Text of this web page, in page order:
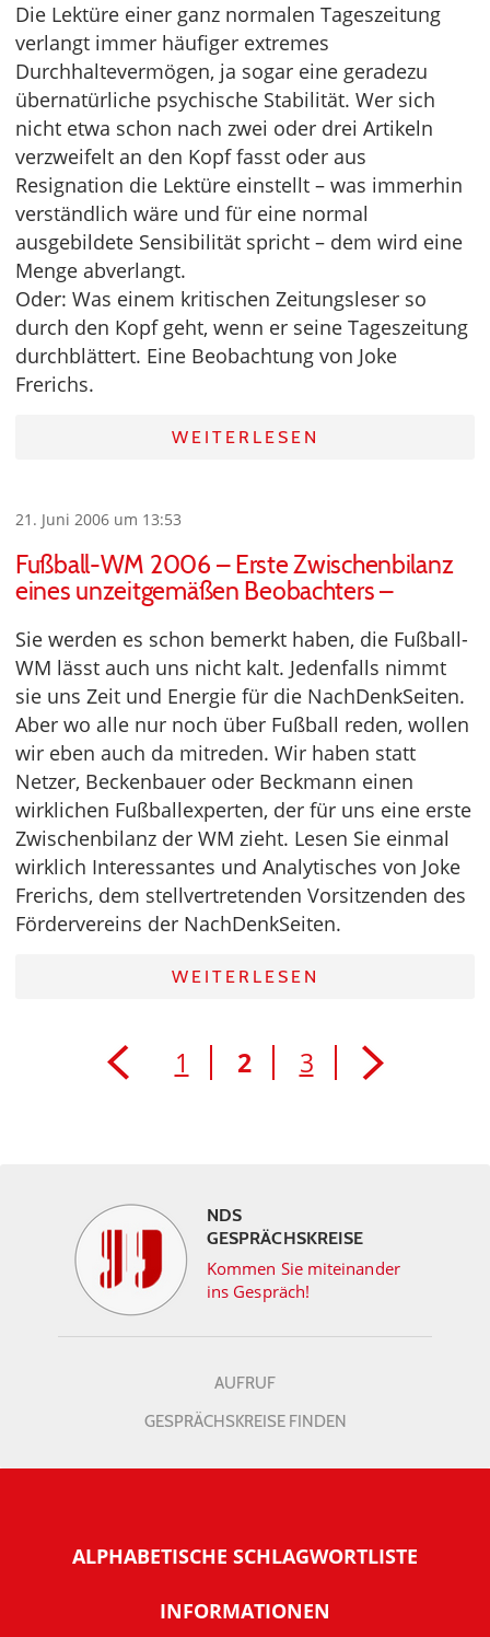
Die Lektüre einer ganz normalen Tageszeitung
verlangt immer häufiger extremes
Durchhaltevermögen, ja sogar eine geradezu
übernatürliche psychische Stabilität. Wer sich
nicht etwa schon nach zwei oder drei Artikeln
verzweifelt an den Kopf fasst oder aus
Resignation die Lektüre einstellt – was immerhin
verständlich wäre und für eine normal
ausgebildete Sensibilität spricht – dem wird eine
Menge abverlangt.
Oder: Was einem kritischen Zeitungsleser so
durch den Kopf geht, wenn er seine Tageszeitung
durchblättert. Eine Beobachtung von Joke
Frerichs.
WEITERLESEN
21. Juni 2006 um 13:53
Fußball-WM 2006 – Erste Zwischenbilanz
eines unzeitgemäßen Beobachters –
Sie werden es schon bemerkt haben, die Fußball-
WM lässt auch uns nicht kalt. Jedenfalls nimmt
sie uns Zeit und Energie für die NachDenkSeiten.
Aber wo alle nur noch über Fußball reden, wollen
wir eben auch da mitreden. Wir haben statt
Netzer, Beckenbauer oder Beckmann einen
wirklichen Fußballexperten, der für uns eine erste
Zwischenbilanz der WM zieht. Lesen Sie einmal
wirklich Interessantes und Analytisches von Joke
Frerichs, dem stellvertretenden Vorsitzenden des
Fördervereins der NachDenkSeiten.
WEITERLESEN
1 2 3
NDS
GESPRÄCHSKREISE
Kommen Sie miteinander
ins Gespräch!
AUFRUF
GESPRÄCHSKREISE FINDEN
ALPHABETISCHE SCHLAGWORTLISTE
INFORMATIONEN